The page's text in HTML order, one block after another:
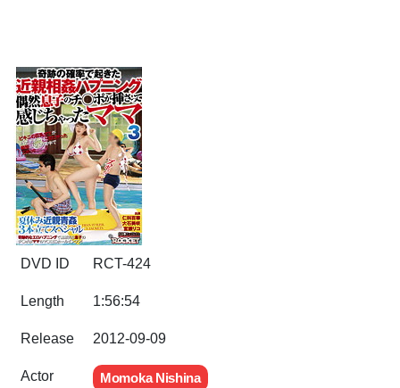
DVD ID RCT-424
Length 1:56:54
Release 2012-09-09
Actor Momoka Nishina